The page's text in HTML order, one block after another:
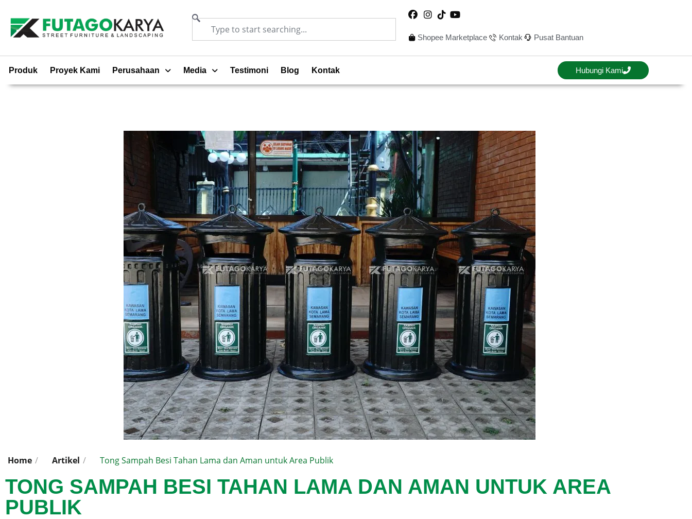
Shopee Marketplace Kontak Pusat Bantuan
Produk Proyek Kami Perusahaan Media Testimoni Blog Kontak Hubungi Kami
Home / Artikel / Tong Sampah Besi Tahan Lama dan Aman untuk Area Publik
TONG SAMPAH BESI TAHAN LAMA DAN AMAN UNTUK AREA
PUBLIK